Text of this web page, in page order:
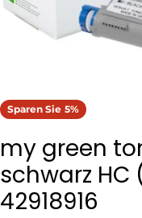
Sparen Sie 5%
my green
schwarz HC
42918916